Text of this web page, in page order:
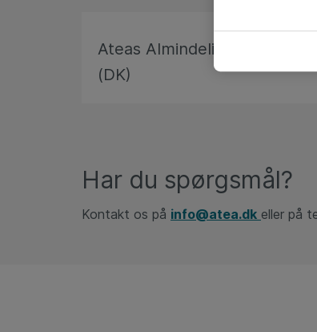
Ateas Almindelige
(DK)
Har du spørgsmål?
Kontakt os på info@atea.dk eller på